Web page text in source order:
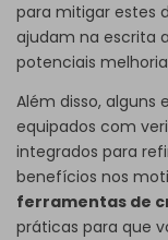
para mitigar estes
ajudam na escrita
potenciais
Além disso, alguns
equipados com
integrados para
benefícios nos
ferramentas de
práticas para que